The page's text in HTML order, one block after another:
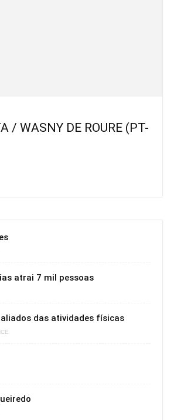
/ WASNY DE ROURE (PT-
atrai 7 mil pessoas
das atividades físicas